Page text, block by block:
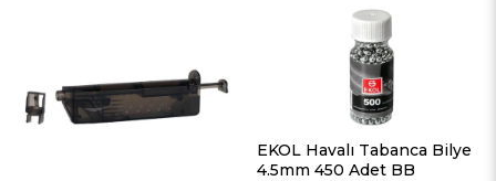
EKOL Havalı Tabanca Bilye
4.5mm 450 Adet BB